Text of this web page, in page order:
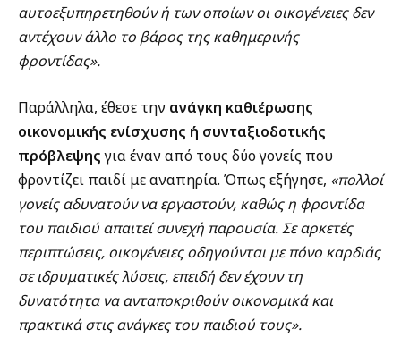
αυτοεξυπηρετηθούν ή των οποίων οι οικογένειες δεν
αντέχουν άλλο το βάρος της καθημερινής
φροντίδας».
Παράλληλα, έθεσε την ανάγκη καθιέρωσης
οικονομικής ενίσχυσης ή συνταξιοδοτικής
πρόβλεψηςγια έναν από τους δύο γονείς που
φροντίζει παιδί με αναπηρία. Όπως εξήγησε, «πολλοί
γονείς αδυνατούν να εργαστούν, καθώς η φροντίδα
του παιδιού απαιτεί συνεχή παρουσία. Σε αρκετές
περιπτώσεις, οικογένειες οδηγούνται με πόνο καρδιάς
σε ιδρυματικές λύσεις, επειδή δεν έχουν τη
δυνατότητα να ανταποκριθούν οικονομικά και
πρακτικά στις ανάγκες του παιδιού τους».